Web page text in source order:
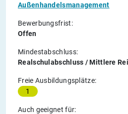
Außenhandelsmanagement
Bewerbungsfrist:
Offen
Mindestabschluss:
Realschulabschluss / Mittlere
Freie Ausbildungsplätze:
1
Auch geeignet für: